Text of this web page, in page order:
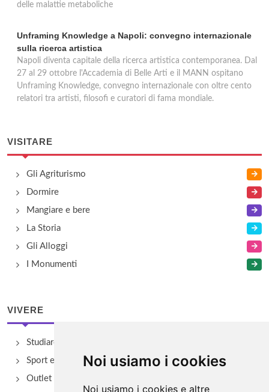
Noi usiamo i cookies
Noi usiamo i cookies e altre
delle malattie metaboliche
Unframing Knowledge a Napoli: convegno internazionale
sulla ricerca artistica
Napoli diventa capitale della ricerca artistica contemporanea. Dal
27 al 29 ottobre l'Accademia di Belle Arti e il MANN ospitano
Unframing Knowledge, convegno internazionale con oltre cento
relatori tra artisti, filosofi e curatori di fama mondiale.
VISITARE
Gli Agriturismo
Dormire
Mangiare e bere
La Storia
Gli Alloggi
I Monumenti
VIVERE
Studiare
Sport e Benessere
Outlet e spacci aziendali